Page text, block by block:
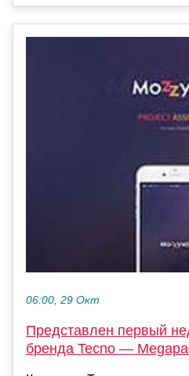
06:00, 29 Окт
Представлен первый
бренда Tecno —